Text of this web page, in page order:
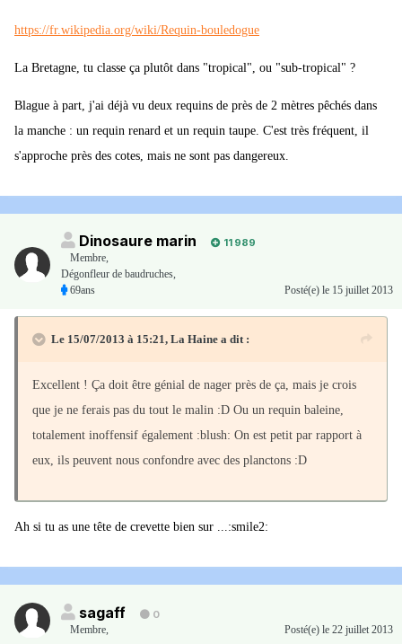
https://fr.wikipedia.org/wiki/Requin-bouledogue
La Bretagne, tu classe ça plutôt dans "tropical", ou "sub-tropical" ?
Blague à part, j'ai déjà vu deux requins de près de 2 mètres pêchés dans
la manche : un requin renard et un requin taupe. C'est très fréquent, il
s'approche près des cotes, mais ne sont pas dangereux.
Dinosaure marin
11 989
Membre,
Dégonfleur de baudruches,
69ans
Posté(e) le 15 juillet 2013
Le 15/07/2013 à 15:21, La Haine a dit :
Excellent ! Ça doit être génial de nager près de ça, mais je crois
que je ne ferais pas du tout le malin :D Ou un requin baleine,
totalement inoffensif également :blush: On est petit par rapport à
eux, ils peuvent nous confondre avec des planctons :D
Ah si tu as une tête de crevette bien sur ...:smile2:
sagaff
0
Membre, Posté(e) le 22 juillet 2013